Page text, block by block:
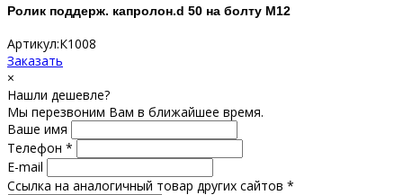
Ролик поддерж. капролон.d 50 на болту М12
Артикул:К1008
Заказать
×
Нашли дешевле?
Мы перезвоним Вам в ближайшее время.
Ваше имя
Телефон *
E-mail
Ссылка на аналогичный товар других сайтов *